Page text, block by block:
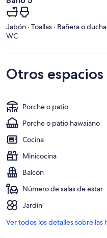
Jabón · Toallas · Bañera o ducha
WC
Otros espacios
Porche o patio
Porche o patio hawaiano
Cocina
Minicocina
Balcón
Número de salas de estar
Jardín
Ver todos los detalles sobre las